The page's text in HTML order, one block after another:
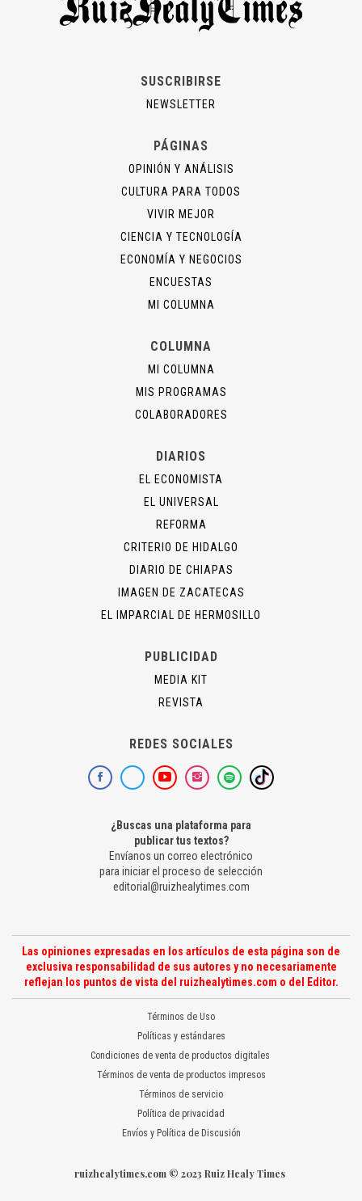
SUSCRIBIRSE
NEWSLETTER
PÁGINAS
OPINIÓN Y ANÁLISIS
CULTURA PARA TODOS
VIVIR MEJOR
CIENCIA Y TECNOLOGÍA
ECONOMÍA Y NEGOCIOS
ENCUESTAS
MI COLUMNA
COLUMNA
MI COLUMNA
MIS PROGRAMAS
COLABORADORES
DIARIOS
EL ECONOMISTA
EL UNIVERSAL
REFORMA
CRITERIO DE HIDALGO
DIARIO DE CHIAPAS
IMAGEN DE ZACATECAS
EL IMPARCIAL DE HERMOSILLO
PUBLICIDAD
MEDIA KIT
REVISTA
REDES SOCIALES
¿Buscas una plataforma para
publicar tus textos?
Envíanos un correo electrónico
para iniciar el proceso de selección
editorial@ruizhealytimes.com
Las opiniones expresadas en los artículos de esta página son de
exclusiva responsabilidad de sus autores y no necesariamente
reflejan los puntos de vista del ruizhealytimes.com o del Editor.
Términos de Uso
Políticas y estándares
Condiciones de venta de productos digitales
Términos de venta de productos impresos
Términos de servicio
Política de privacidad
Envíos y Política de Discusión
ruizhealytimes.com © 2023 Ruiz Healy Times